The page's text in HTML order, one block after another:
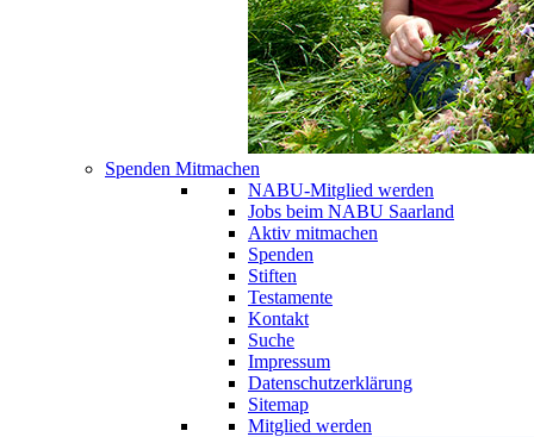
Spenden Mitmachen
NABU-Mitglied werden
Jobs beim NABU Saarland
Aktiv mitmachen
Spenden
Stiften
Testamente
Kontakt
Suche
Impressum
Datenschutzerklärung
Sitemap
Mitglied werden